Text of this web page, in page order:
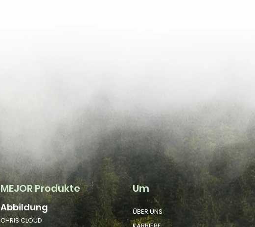
MEJOR Produkte
Abbildung
CHRIS CLOUD
Um
ÜBER UNS